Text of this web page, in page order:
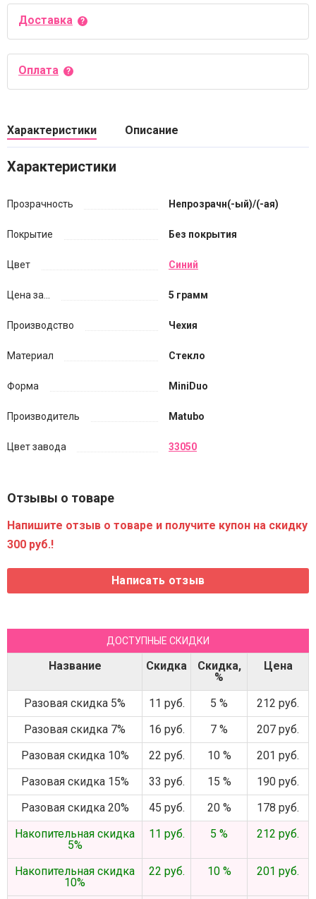
Доставка
Оплата
Характеристики Описание
Характеристики
Прозрачность Непрозрачн(-ый)/(-ая)
Покрытие Без покрытия
Цвет Синий
Цена за... 5 грамм
Производство Чехия
Материал Стекло
Форма MiniDuo
Производитель Matubo
Цвет завода 33050
Отзывы о товаре
Напишите отзыв о товаре и получите купон на скидку
300 руб.!
ДОСТУПНЫЕ СКИДКИ
Название Скидка
Скидка,
%
Цена
Разовая скидка 5% 11 руб. 5 %
212 руб.
Разовая скидка 7%
16 руб. 7 %
207 руб.
Разовая скидка 10%
22 руб. 10 %
201 руб.
Разовая скидка 15%
33 руб. 15 %
190 руб.
Разовая скидка 20%
45 руб. 20 %
178 руб.
Накопительная скидка
5%
11 руб. 5 % 212 руб.
Накопительная скидка
10%
22 руб. 10 % 201 руб.